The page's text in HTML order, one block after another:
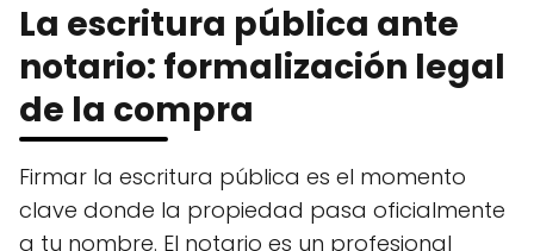
La escritura pública ante
notario: formalización legal
de la compra
Firmar la escritura pública es el momento
clave donde la propiedad pasa oficialmente
a tu nombre. El notario es un profesional